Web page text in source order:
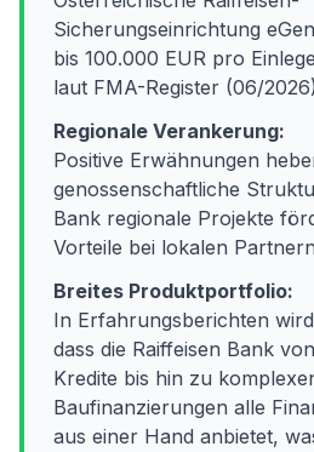
Sicherungseinrichtung
bis 100.000 EUR pro
laut FMA-Register (06/
Regionale Verankerung:
Positive Erwähnungen
genossenschaftliche
Bank regionale Projekte
Vorteile bei lokalen
Breites Produktportfolio:
In Erfahrungsberichten
dass die Raiffeisen Bank
Kredite bis hin zu
Baufinanzierungen alle
aus einer Hand anbietet,